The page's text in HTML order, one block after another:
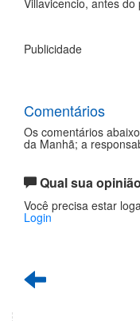
Publicidade
Comentários
Os comentários
da Manhã; a
Qual sua
Você precisa estar
Login